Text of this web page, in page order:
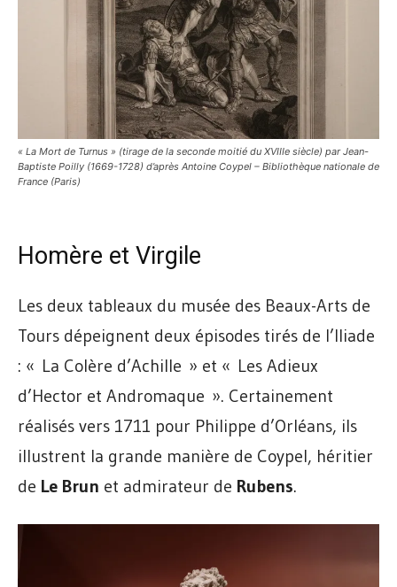
« La Mort de Turnus » (tirage de la seconde moitié du XVIIIe siècle) par Jean-
Baptiste Poilly (1669-1728) d’après Antoine Coypel – Bibliothèque nationale de
France (Paris)
Homère et Virgile
Les deux tableaux du musée des Beaux-Arts de
Tours dépeignent deux épisodes tirés de l’Iliade
: « La Colère d’Achille » et « Les Adieux
d’Hector et Andromaque ». Certainement
réalisés vers 1711 pour Philippe d’Orléans, ils
illustrent la grande manière de Coypel, héritier
de Le Brun et admirateur de Rubens.